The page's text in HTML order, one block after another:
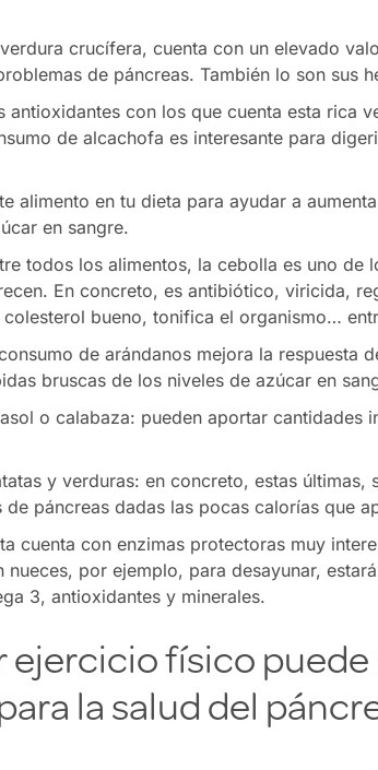
crucífera, cuenta con un elevado
de páncreas. También lo son sus
antioxidantes con los que cuenta esta rica
de alcachofa es interesante para
alimento en tu dieta para ayudar a
en sangre.
todos los alimentos, la cebolla es uno de
En concreto, es antibiótico, viricida,
bueno, tonifica el organismo…
de arándanos mejora la respuesta
bruscas de los niveles de azúcar en
o calabaza: pueden aportar cantidades
y verduras: en concreto, estas
páncreas dadas las pocas calorías que
cuenta con enzimas protectoras muy
nueces, por ejemplo, para desayunar,
3, antioxidantes y minerales.
ejercicio físico
la salud del